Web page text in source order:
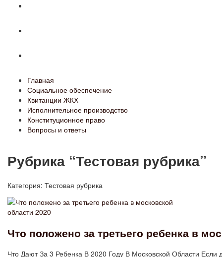
Главная
Социальное обеспечение
Квитанции ЖКХ
Исполнительное производство
Конституционное право
Вопросы и ответы
Рубрика “Тестовая рубрика”
Категория: Тестовая рубрика
Что положено за третьего ребенка в
Что Дают За 3 Ребенка В 2020 Году В Московской Области